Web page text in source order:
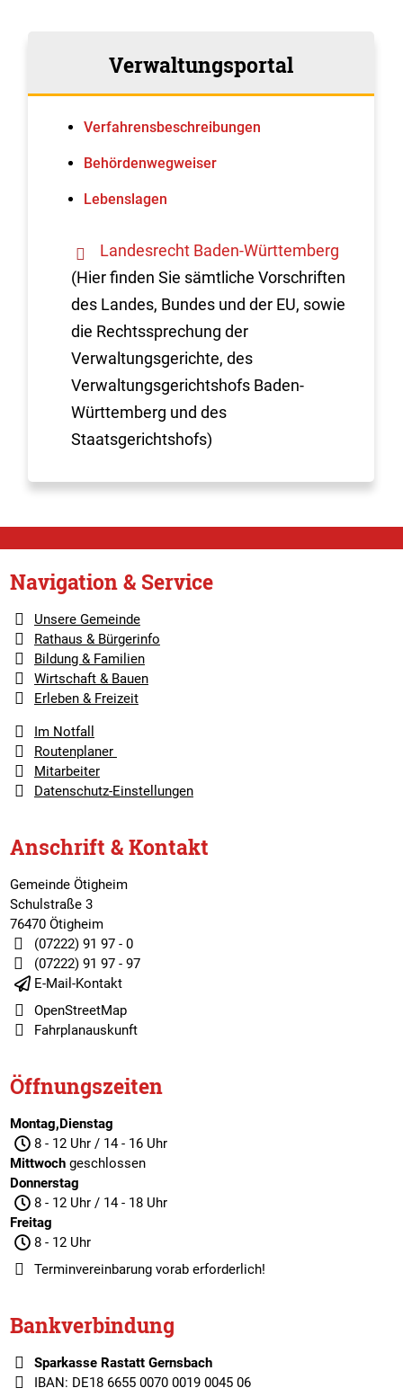
Verwaltungsportal
Verfahrens­beschreibungen
Behördenwegweiser
Lebenslagen
Landesrecht Baden-Württemberg
(Hier finden Sie sämtliche Vorschriften
des Landes, Bundes und der EU, sowie
die Rechtssprechung der
Verwaltungsgerichte, des
Verwaltungsgerichtshofs Baden-
Württemberg und des
Staatsgerichtshofs)
Navigation & Service
Unsere Gemeinde
Rathaus & Bürgerinfo
Bildung & Familien
Wirtschaft & Bauen
Erleben & Freizeit
Im Notfall
Routenplaner
Mitarbeiter
Datenschutz-Einstellungen
Anschrift & Kontakt
Gemeinde Ötigheim
Schulstraße 3
76470 Ötigheim
(07222) 91 97 - 0
(07222) 91 97 - 97
E-Mail-Kontakt
OpenStreetMap
Fahrplanauskunft
Öffnungszeiten
Montag,Dienstag
8 - 12 Uhr / 14 - 16 Uhr
Mittwochgeschlossen
Donnerstag
8 - 12 Uhr / 14 - 18 Uhr
Freitag
8 - 12 Uhr
Terminvereinbarungvorab erforderlich!
Bankverbindung
Sparkasse Rastatt Gernsbach
IBAN: DE18 6655 0070 0019 0045 06